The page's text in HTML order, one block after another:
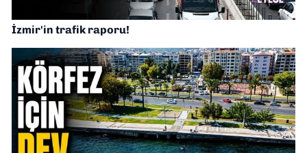
İzmir'in trafik raporu!